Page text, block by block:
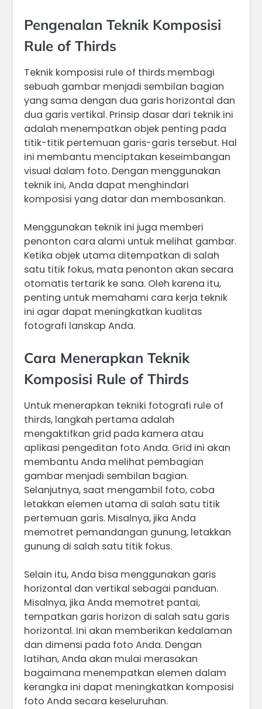
Pengenalan Teknik Komposisi
Rule of Thirds
Teknik komposisi rule of thirds membagi
sebuah gambar menjadi sembilan bagian
yang sama dengan dua garis horizontal dan
dua garis vertikal. Prinsip dasar dari teknik ini
adalah menempatkan objek penting pada
titik-titik pertemuan garis-garis tersebut. Hal
ini membantu menciptakan keseimbangan
visual dalam foto. Dengan menggunakan
teknik ini, Anda dapat menghindari
komposisi yang datar dan membosankan.
Menggunakan teknik ini juga memberi
penonton cara alami untuk melihat gambar.
Ketika objek utama ditempatkan di salah
satu titik fokus, mata penonton akan secara
otomatis tertarik ke sana. Oleh karena itu,
penting untuk memahami cara kerja teknik
ini agar dapat meningkatkan kualitas
fotografi lanskap Anda.
Cara Menerapkan Teknik
Komposisi Rule of Thirds
Untuk menerapkan tekniki fotografi rule of
thirds, langkah pertama adalah
mengaktifkan grid pada kamera atau
aplikasi pengeditan foto Anda. Grid ini akan
membantu Anda melihat pembagian
gambar menjadi sembilan bagian.
Selanjutnya, saat mengambil foto, coba
letakkan elemen utama di salah satu titik
pertemuan garis. Misalnya, jika Anda
memotret pemandangan gunung, letakkan
gunung di salah satu titik fokus.
Selain itu, Anda bisa menggunakan garis
horizontal dan vertikal sebagai panduan.
Misalnya, jika Anda memotret pantai,
tempatkan garis horizon di salah satu garis
horizontal. Ini akan memberikan kedalaman
dan dimensi pada foto Anda. Dengan
latihan, Anda akan mulai merasakan
bagaimana menempatkan elemen dalam
kerangka ini dapat meningkatkan komposisi
foto Anda secara keseluruhan.